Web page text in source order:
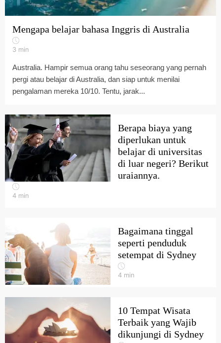
Mengapa belajar bahasa Inggris di Australia
3 min
Australia. Hampir semua orang tahu seseorang yang pernah
pergi atau belajar di Australia, dan siap untuk menilai
pengalaman mereka 10/10. Tentu, jarak...
Berapa biaya yang
diperlukan untuk
belajar di universitas
di luar negeri? Berikut
uraiannya.
4 min
Bagaimana tinggal
seperti penduduk
setempat di Sydney
4 min
10 Tempat Wisata
Terbaik yang Wajib
dikunjungi di Sydney